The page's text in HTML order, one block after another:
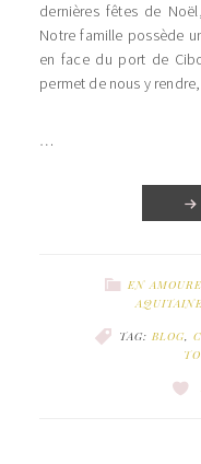
dernières fêtes de
Notre famille possède
en face du port de
permet de nous y
…
EN
TAG: BLOG,